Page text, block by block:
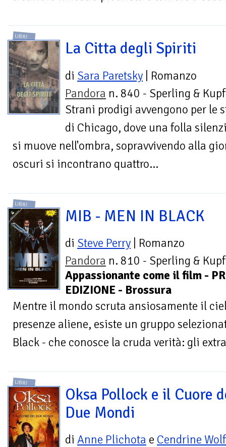
LIBRI
La Citta degli Spiriti
di Sara Paretsky | Romanzo
Pandora n. 840 - Sperling &
Strani prodigi avvengono per le
di Chicago, dove una folla
si muove nell'ombra, sopravvivendo alla
oscuri si incontrano quattro...
LIBRI
MIB - MEN IN BLACK
di Steve Perry | Romanzo
Pandora n. 810 - Sperling &
Appassionante come il film -
EDIZIONE - Brossura
Mentre il mondo scruta ansiosamente il
presenze aliene, esiste un gruppo
Black - che conosce la cruda verità: gli
LIBRI
Oksa Pollock e il Cuore
Due Mondi
di Anne Plichota e Cendrine Wolf